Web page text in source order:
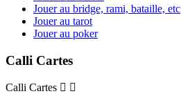
Jouer au bridge, rami, bataille, etc
Jouer au tarot
Jouer au poker
Calli Cartes
Calli Cartes